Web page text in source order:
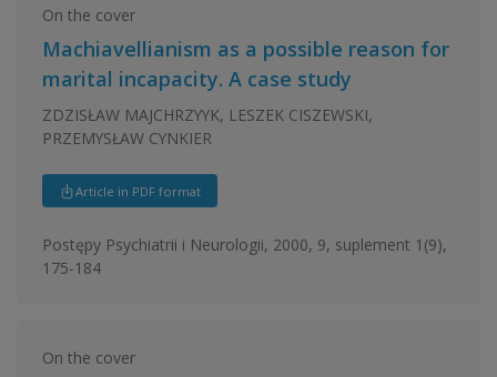
On the cover
Machiavellianism as a possible reason for
marital incapacity. A case study
ZDZISŁAW MAJCHRZYYK, LESZEK CISZEWSKI,
PRZEMYSŁAW CYNKIER
Article in PDF format
Postępy Psychiatrii i Neurologii, 2000, 9, suplement 1(9),
175-184
On the cover